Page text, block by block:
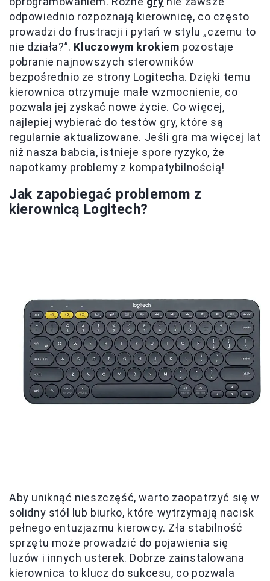
odpowiednio rozpoznają kierownicę, co często
prowadzi do frustracji i pytań w stylu „czemu to
nie działa?”. Kluczowym krokiem pozostaje
pobranie najnowszych sterowników
bezpośrednio ze strony Logitecha. Dzięki temu
kierownica otrzymuje małe wzmocnienie, co
pozwala jej zyskać nowe życie. Co więcej,
najlepiej wybierać do testów gry, które są
regularnie aktualizowane. Jeśli gra ma więcej lat
niż nasza babcia, istnieje spore ryzyko, że
napotkamy problemy z kompatybilnością!
Jak zapobiegać problemom z
kierownicą Logitech?
Aby uniknąć nieszczęść, warto zaopatrzyć się w
solidny stół lub biurko, które wytrzymają nacisk
pełnego entuzjazmu kierowcy. Zła stabilność
sprzętu może prowadzić do pojawienia się
luzów i innych usterek. Dobrze zainstalowana
kierownica to klucz do sukcesu, co pozwala